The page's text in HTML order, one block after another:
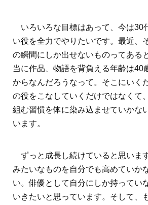
いろいろな目標はあって、今は30
い役を全力でやりたいです。最近、
の瞬間にしか出せないものってある
当に作品、物語を背負える年齢は40
からなんだろうなって。そこにいく
の役をこなしていくだけではなくて
組む習慣を体に染み込ませていかな
います。
ずっと成長し続けていると思いま
みたいなものを自分でも高めていか
い。俳優として自分にしか持ってい
いきたいと思っています。そして、